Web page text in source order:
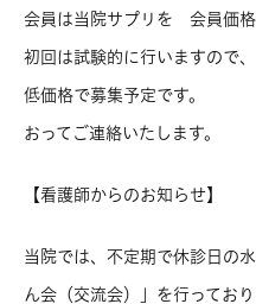
会員は当院サプリを 会員価格
初回は試験的に行いますので
低価格で募集予定です。
おってご連絡いたします。
【看護師からのお知らせ】
当院では、不定期で休診日の
ん会（交流会）」を行っており